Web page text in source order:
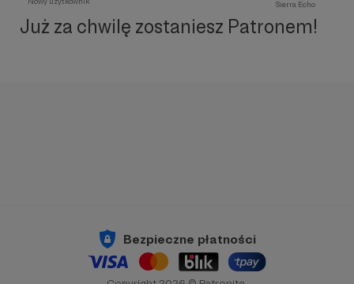
Sierra Echo
Już za chwilę zostaniesz Patronem!
Bezpieczne płatności